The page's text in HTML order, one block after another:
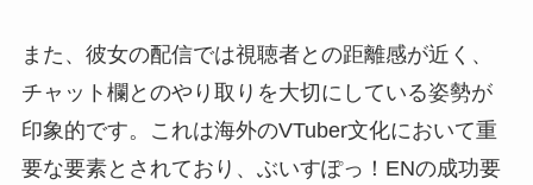
また、彼女の配信では視聴者との距離感が近く、
チャット欄とのやり取りを大切にしている姿勢が
印象的です。これは海外のVTuber文化において重
要な要素とされており、ぶいすぽっ！ENの成功要